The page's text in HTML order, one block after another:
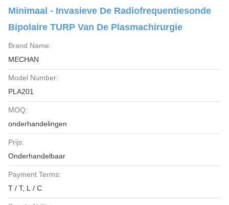
Minimaal - Invasieve De Radiofrequentiesonde
Bipolaire TURP Van De Plasmachirurgie
Brand Name:
MECHAN
Model Number:
PLA201
MOQ:
onderhandelingen
Prijs:
Onderhandelbaar
Payment Terms:
T / T, L / C